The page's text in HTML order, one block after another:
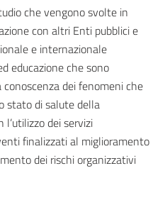
che vengono svolte in
con altri Enti pubblici e
e internazionale
educazione che sono
dei fenomeni che
stato di salute della
l’utilizzo dei servizi
finalizzati al miglioramento
dei rischi organizzativi